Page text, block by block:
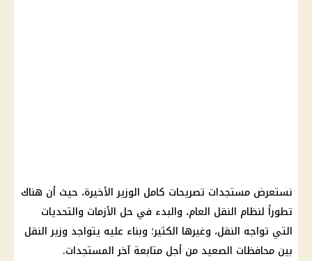
نستعرض مستجدات تصريحات كامل الوزير الأخيرة، حيث أن هناك
تطوراً لنظام النقل العام، والبدء في حل الأزمات والتحديات
التي تواجه النقل، وغيرها الكثير؛ وبناء عليه يتواجد وزير النقل
بين محافظات الصعيد من أجل متابعة آخر المستجدات.